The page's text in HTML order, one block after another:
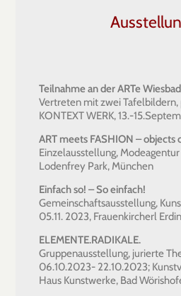
Teilnahme an der ARTe
Vertreten mit zwei
KONTEXT WERK, 13.-
ART meets FASHION – objects
Einzelausstellung,
Lodenfrey Park, München
Einfach so! – So einfach!
Gemeinschaftsausstellung,
05.11. 2023, Frauenkircherl
ELEMENTE.RADIKALE.
Gruppenausstellung, jurierte
06.10.2023- 22.10.2023;
Haus Kunstwerke, Bad